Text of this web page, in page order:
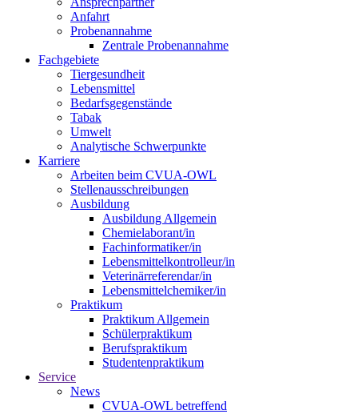
Anfahrt
Probenannahme
Zentrale Probenannahme
Fachgebiete
Tiergesundheit
Lebensmittel
Bedarfsgegenstände
Tabak
Umwelt
Analytische Schwerpunkte
Karriere
Arbeiten beim CVUA-OWL
Stellenausschreibungen
Ausbildung
Ausbildung Allgemein
Chemielaborant/in
Fachinformatiker/in
Lebensmittelkontrolleur/in
Veterinärreferendar/in
Lebensmittelchemiker/in
Praktikum
Praktikum Allgemein
Schülerpraktikum
Berufspraktikum
Studentenpraktikum
Service
News
CVUA-OWL betreffend